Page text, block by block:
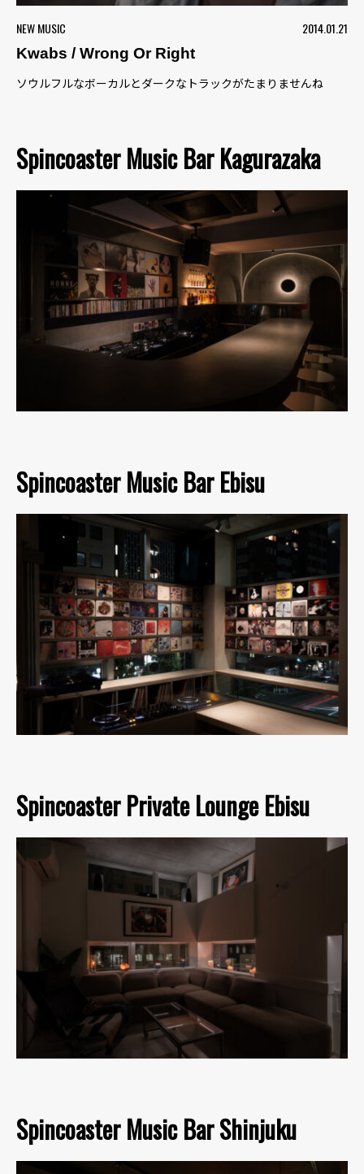
NEW MUSIC
2014.01.21
Kwabs / Wrong Or Right
ソウルフルなボーカルとダークなトラックがたまりませんね
Spincoaster Music Bar Kagurazaka
Spincoaster Music Bar Ebisu
Spincoaster Private Lounge Ebisu
Spincoaster Music Bar Shinjuku